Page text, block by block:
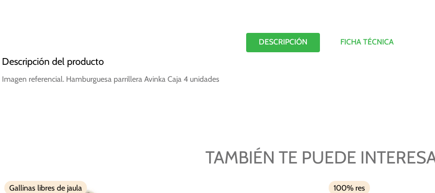
DESCRIPCIÓN FICHA TÉCNICA
Descripción del producto
Imagen referencial. Hamburguesa parrillera Avinka Caja 4 unidades
TAMBIÉN TE PUEDE
Gallinas libres de jaula 100% res